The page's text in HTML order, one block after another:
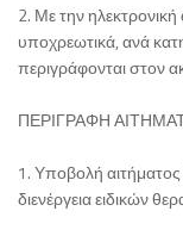
2. Με την
υποχρεωτικά, ανά
περιγράφονται στον
ΠΕΡΙΓΡΑΦΗ
1. Υποβολή
διενέργεια ειδικών